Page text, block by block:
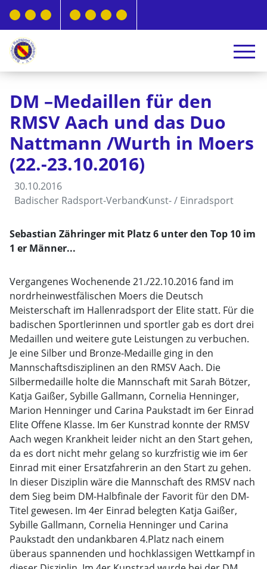
DM –Medaillen für den
RMSV Aach und das Duo
Nattmann /Wurth in Moers
(22.-23.10.2016)
30.10.2016
Badischer Radsport-VerbandKunst- / Einradsport
Sebastian Zähringer mit Platz 6 unter den Top 10 im
1 er Männer...
Vergangenes Wochenende 21./22.10.2016 fand im
nordrheinwestfälischen Moers die Deutsch
Meisterschaft im Hallenradsport der Elite statt. Für die
badischen Sportlerinnen und sportler gab es dort drei
Medaillen und weitere gute Leistungen zu verbuchen.
Je eine Silber und Bronze-Medaille ging in den
Mannschaftsdisziplinen an den RMSV Aach. Die
Silbermedaille holte die Mannschaft mit Sarah Bötzer,
Katja Gaißer, Sybille Gallmann, Cornelia Henninger,
Marion Henninger und Carina Paukstadt im 6er Einrad
Elite Offene Klasse. Im 6er Kunstrad konnte der RMSV
Aach wegen Krankheit leider nicht an den Start gehen,
da es dort nicht mehr gelang so kurzfristig wie im 6er
Einrad mit einer Ersatzfahrerin an den Start zu gehen.
In dieser Disziplin wäre die Mannschaft des RMSV nach
dem Sieg beim DM-Halbfinale der Favorit für den DM-
Titel gewesen. Im 4er Einrad belegten Katja Gaißer,
Sybille Gallmann, Cornelia Henninger und Carina
Paukstadt den undankbaren 4.Platz nach einem
überaus spannenden und hochklassigen Wettkampf in